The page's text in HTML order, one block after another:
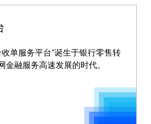
单服务平台”诞生于银行零售转
金融服务高速发展的时代。